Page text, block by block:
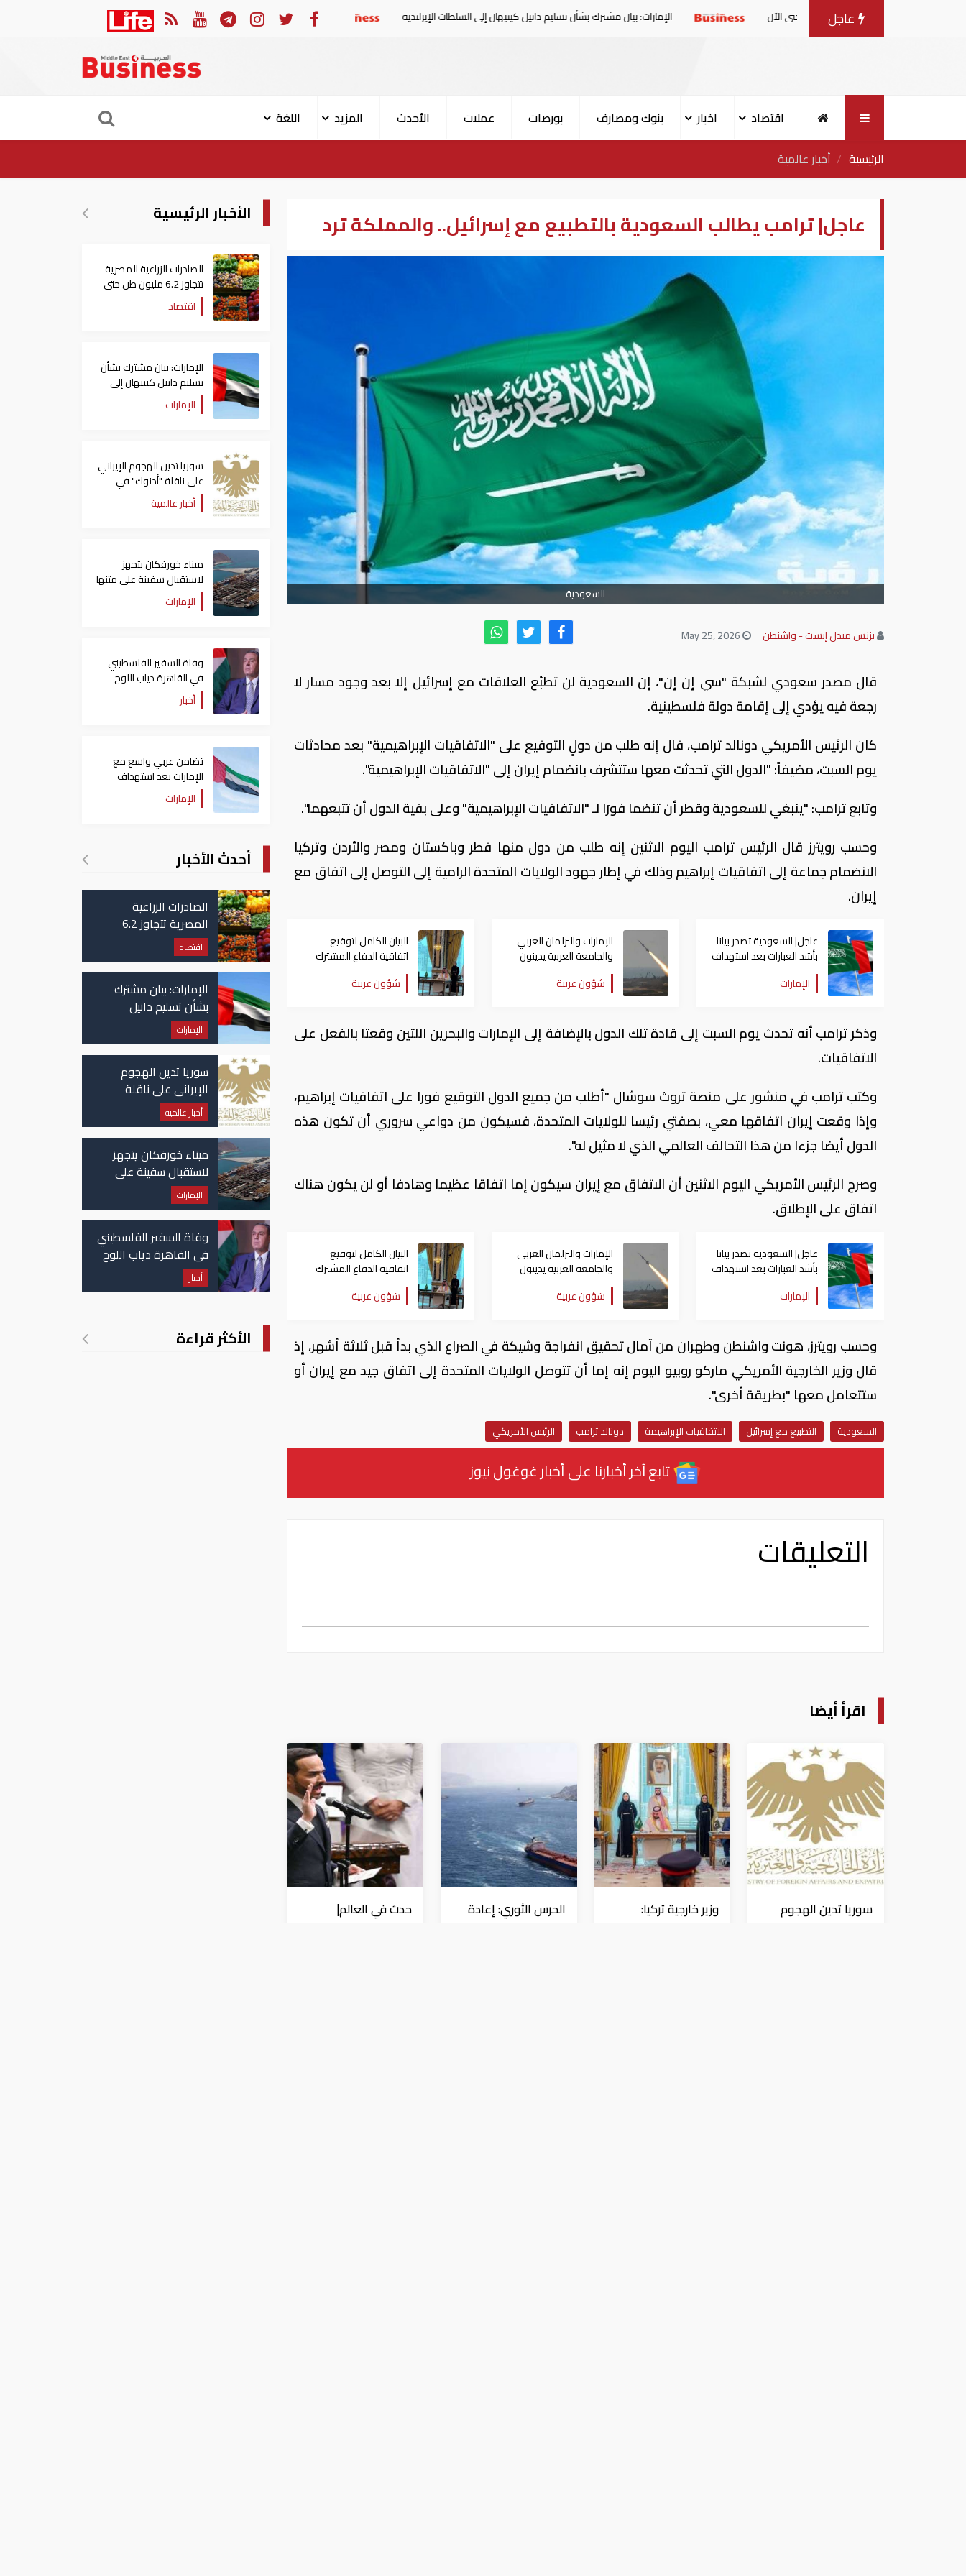
عاجل الإمارات: بيان مشترك بشأن تسليم دانيل كينيهان إلى السلطات الإيرلندية سوريا تدين الهجوم الإيراني على ناقلة "أدنوك" في مضيق هرمز ‏
اقتصاد اخبار بنوك ومصارف بورصات عملات الأحدث المزيد
اللغة
الرئيسية
أخبار عالمية
عاجل| ترامب يطالب السعودية بالتطبيع مع إسرائيل.. والمملكة ترد
السعودية
بزنس ميدل إيست - واشنطن
قال مصدر سعودي لشبكة "سي إن إن"، إن السعودية لن تطبّع العلاقات مع إسرائيل إلا بعد وجود مسار لا
رجعة فيه يؤدي إلى إقامة دولة فلسطينية.
كان الرئيس الأمريكي دونالد ترامب، قال إنه طلب من دولٍ التوقيع على "الاتفاقيات الإبراهيمية" بعد محادثات
يوم السبت، مضيفاً: "الدول التي تحدثت معها ستتشرف بانضمام إيران إلى "الاتفاقيات الإبراهيمية".
وتابع ترامب: "ينبغي للسعودية وقطر أن تنضما فورًا لـ "الاتفاقيات الإبراهيمية" وعلى بقية الدول أن تتبعهما".
وحسب رويترز قال الرئيس ترامب اليوم الاثنين إنه طلب من دول منها قطر وباكستان ومصر والأردن وتركيا
الانضمام ​جماعة إلى اتفاقيات إبراهيم وذلك في إطار جهود الولايات المتحدة الرامية ‌إلى التوصل إلى اتفاق مع
إيران.
عاجل| السعودية تصدر بيانا
بأشد العبارات بعد استهداف
إيران لناقلة إماراتية
الإمارات
الإمارات والبرلمان العربي
والجامعة العربية يدينون
الهجوم الحوثي على نجران
بالسعودية
شؤون عربية
البيان الكامل لتوقيع
اتفاقية الدفاع المشترك
بين السعودية وتركيا
وباكستان
شؤون عربية
وذكر ترامب أنه تحدث يوم السبت إلى قادة تلك الدول بالإضافة إلى الإمارات والبحرين اللتين وقعتا بالفعل على
الاتفاقيات.
وكتب ترامب في منشور على منصة ​تروث سوشال "أطلب من جميع الدول التوقيع فورا على اتفاقيات إبراهيم،
وإذا ​وقعت إيران اتفاقها معي، بصفتي رئيسا للولايات المتحدة، فسيكون من ⁠دواعي سروري أن تكون هذه
الدول أيضا جزءا من هذا التحالف ​العالمي الذي لا مثيل له".
وصرح الرئيس الأمريكي ​اليوم ‌الاثنين أن الاتفاق مع إيران ​سيكون إما ​اتفاقا عظيما وهادفا أو ⁠لن يكون ​هناك
اتفاق على ​الإطلاق.
عاجل| السعودية تصدر بيانا
بأشد العبارات بعد استهداف
إيران لناقلة إماراتية
الإمارات
الإمارات والبرلمان العربي
والجامعة العربية يدينون
الهجوم الحوثي على نجران
بالسعودية
شؤون عربية
البيان الكامل لتوقيع
اتفاقية الدفاع المشترك
بين السعودية وتركيا
وباكستان
شؤون عربية
وحسب رويترز، هونت واشنطن وطهران من آمال تحقيق انفراجة ​وشيكة في ​الصراع الذي بدأ قبل ‌ثلاثة ⁠أشهر، إذ
قال وزير الخارجية الأمريكي ماركو ​روبيو ​اليوم ⁠إنه إما أن تتوصل ​الولايات المتحدة ​إلى ⁠اتفاق جيد مع إيران أو
⁠ستتعامل ​معها "بطريقة أخرى".
السعودية التطبيع مع إسرائيل الاتفاقيات الإبراهيمة دونالد ترامب الرئيس الأمريكي
تابع آخر أخبارنا على أخبار غوغول نيوز
التعليقات
اقرأ أيضا
سوريا تدين الهجوم
وزير خارجية تركيا:
الحرس الثوري: إعادة
حدث في العالم|
الأخبار الرئيسية
الصادرات الزراعية المصرية
تتجاوز 6.2 مليون طن حتى
الآناقتصاد
الإمارات: بيان مشترك بشأن
تسليم دانيل كينيهان إلى
السلطات الإيرلندية
الإمارات
سوريا تدين الهجوم الإيراني
على ناقلة "أدنوك" في
مضيق هرمز ‏
أخبار عالمية
ميناء خورفكان يتجهز
لاستقبال سفينة على متنها
6068 سيارة صينيةالإمارات
وفاة السفير الفلسطيني
في القاهرة دياب اللوح
أخبار
تضامن عربي واسع مع
الإمارات بعد استهداف
ناقلة في مضيق هرمز
الإمارات
أحدث الأخبار
الصادرات الزراعية
المصرية تتجاوز 6.2
مليون طن حتى الآن
اقتصاد
الإمارات: بيان مشترك
بشأن تسليم دانيل
كينيهان إلى السلطات
الإيرلندية
الإمارات
سوريا تدين الهجوم
الإيراني على ناقلة
"أدنوك" في مضيق هرمز
أخبار عالمية
ميناء خورفكان يتجهز
لاستقبال سفينة على
متنها 6068 سيارة صينية
الإمارات
وفاة السفير الفلسطيني
في القاهرة دياب اللوح
أخبار
الأكثر قراءة